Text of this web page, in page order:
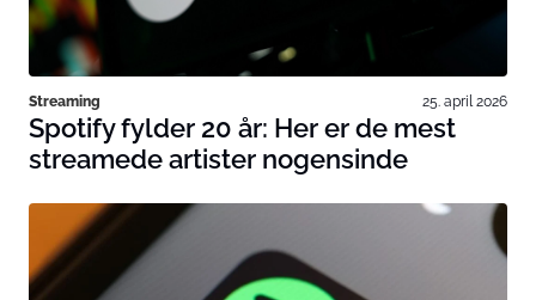
Streaming 25. april 2026
Spotify fylder 20 år: Her er de mest
streamede artister nogensinde